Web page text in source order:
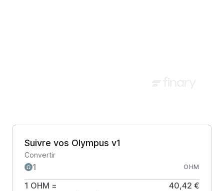
Suivre vos Olympus v1
Convertir
OHM
1 OHM = 40,42 €